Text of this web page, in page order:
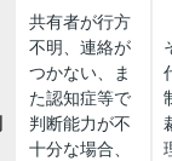
共有者が行方
不明、連絡が
つかない、ま
た認知症等で
判断能力が不
十分な場合、